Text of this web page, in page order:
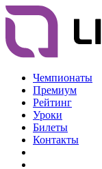
Чемпионаты
Премиум
Рейтинг
Уроки
Билеты
Контакты